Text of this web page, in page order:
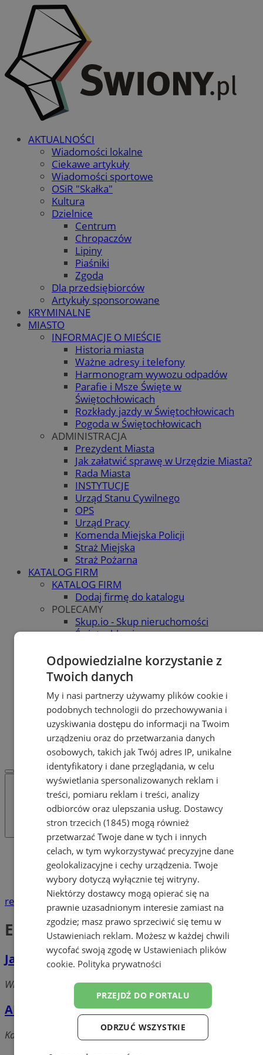
AKTUALNOŚCI
Wiadomości lokalne
Ciekawe artykuły
Wiadomości sportowe
OSiR "Skałka"
Kultura
Dzielnice
Centrum
Chropaczów
Lipiny
Piaśniki
Zgoda
Dla przedsiębiorców
Artykuły sponsorowane
KRYMINALNE
MIASTO
INFORMACJE O MIEŚCIE
Historia miasta
Ważne adresy i telefony
Harmonogram wywozu odpadów
Parafie i Msze Święte w
Świętochłowicach
Rozkłady jazdy w Świętochłowicach
Pogoda w Świętochłowicach
ADMINISTRACJA
Prezydent Miasta
Jak załatwić sprawę w Urzędzie Miasta?
Rada Miasta
INSTYTUCJE
Urząd Stanu Cywilnego
OPS
Urząd Pracy
Komenda Miejska Policji
Straż Miejska
Straż Pożarna
KATALOG FIRM
KATALOG FIRM
Dodaj firmę do katalogu
POLECAMY
Skup.io - Skup nieruchomości
Świętochłowice
OGŁOSZENIA
OGŁOSZENIA
Dodaj ogłoszenie
POLECAMY
Protocol IT
Pracuj.pl - praca w Świętochłowicach
REKLAMA
WSPÓŁPRACA
Katalog firm
Handel
Elektronarzędzia
reklama
Elektronarzędzia
Japis - Narzędzia. Sp. z o. o.
Wiślan, 41-608 Świętochłowice
ABC POMIAR
Karpacka, 41-600 Świętochłowice
Odpowiedzialne korzystanie z
Twoich danych
My i nasi partnerzy używamy plików cookie i
podobnych technologii do przechowywania i
uzyskiwania dostępu do informacji na Twoim
urządzeniu oraz do przetwarzania danych
osobowych, takich jak Twój adres IP, unikalne
identyfikatory i dane przeglądania, w celu
wyświetlania spersonalizowanych reklam i
treści, pomiaru reklam i treści, analizy
odbiorców oraz ulepszania usług. Dostawcy
stron trzecich (1845) mogą również
przetwarzać Twoje dane w tych i innych
celach, w tym wykorzystywać precyzyjne dane
geolokalizacyjne i cechy urządzenia. Twoje
wybory dotyczą wyłącznie tej witryny.
Niektórzy dostawcy mogą opierać się na
prawnie uzasadnionym interesie zamiast na
zgodzie; masz prawo sprzeciwić się temu w
Ustawieniach reklam. Możesz w każdej chwili
wycofać swoją zgodę w Ustawieniach plików
cookie. Polityka prywatności
PRZEJDŹ DO PORTALU
ODRZUĆ WSZYSTKIE